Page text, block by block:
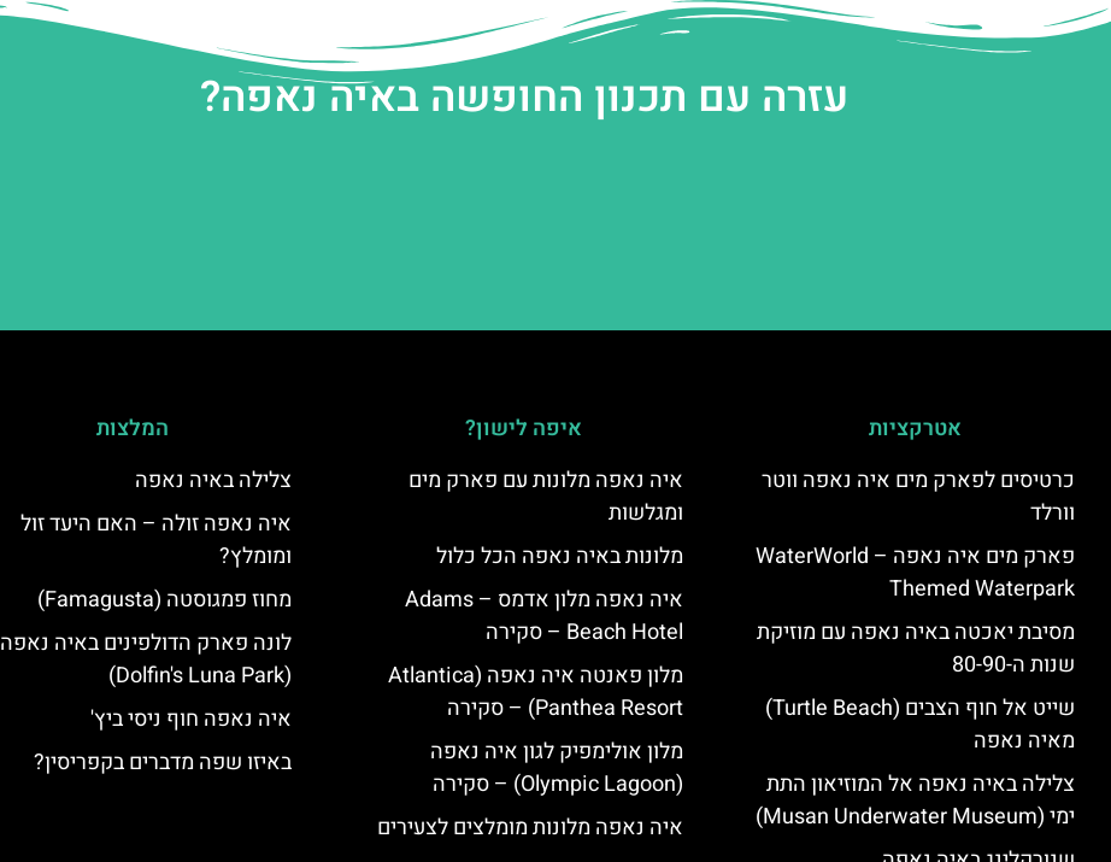
עזרה עם תכנון החופשה באיה נאפה?
אטרקציות
כרטיסים לפארק מים איה נאפה ווטר
וורלד
פארק מים איה נאפה – ‪‪WaterWorld
Themed Waterpark‬‬
מסיבת יאכטה באיה נאפה עם מוזיקת
שנות ה-80-90
שייט אל חוף הצבים (Turtle Beach)
מאיה נאפה
צלילה באיה נאפה אל המוזיאון התת
ימי (Musan Underwater Museum)
איפה לישון?
איה נאפה מלונות עם פארק מים
ומגלשות
מלונות באיה נאפה הכל כלול
איה נאפה מלון אדמס – Adams
Beach Hotel – סקירה
מלון פאנטה איה נאפה (Atlantica
Panthea Resort) – סקירה
מלון אולימפיק לגון איה נאפה
(Olympic Lagoon) – סקירה
איה נאפה מלונות מומלצים לצעירים
המלצות
צלילה באיה נאפה
איה נאפה זולה – האם היעד זול
ומומלץ?
מחוז פמגוסטה (Famagusta)
לונה פארק הדולפינים באיה נאפה
(Dolfin's Luna Park)
איה נאפה חוף ניסי ביץ'
באיזו שפה מדברים בקפריסין?